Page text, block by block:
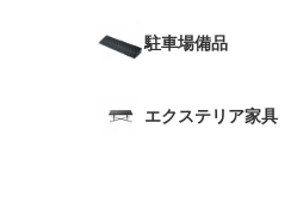
駐車場備品
エクステリア家具